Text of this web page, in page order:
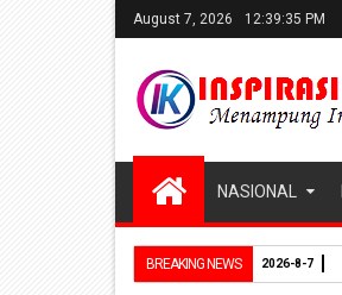
August 7, 2026 12:39:36 PM
NASIONAL
BREAKING NEWS 2026-8-7